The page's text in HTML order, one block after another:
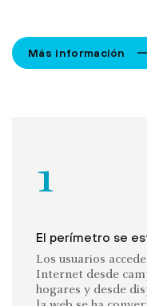
Más información
1
El perímetro se
Los usuarios
Internet desde
hogares y desde